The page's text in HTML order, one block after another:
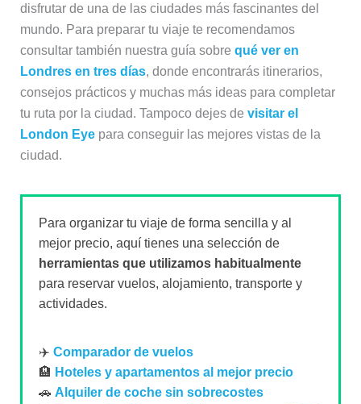
disfrutar de una de las ciudades más fascinantes del
mundo. Para preparar tu viaje te recomendamos
consultar también nuestra guía sobre qué ver en
Londres en tres días, donde encontrarás itinerarios,
consejos prácticos y muchas más ideas para completar
tu ruta por la ciudad. Tampoco dejes de visitar el
London Eyepara conseguir las mejores vistas de la
ciudad.
Para organizar tu viaje de forma sencilla y al
mejor precio, aquí tienes una selección de
herramientas que utilizamos habitualmente
para reservar vuelos, alojamiento, transporte y
actividades.
✈️ Comparador de vuelos
🏨 Hoteles y apartamentos al mejor precio
🚗 Alquiler de coche sin sobrecostes